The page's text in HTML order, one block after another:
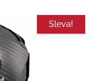
Sleva!